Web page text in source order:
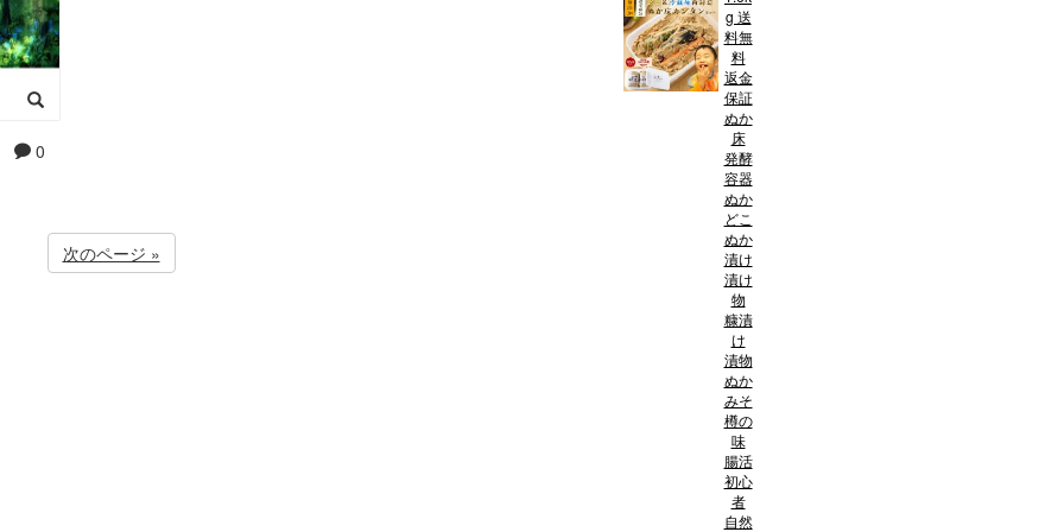
g 送
料無
料
返金
保証
ぬか
床
発酵
容器
ぬか
どこ
ぬか
漬け
漬け
物
糠漬
け
漬物
ぬか
みそ
樽の
味
腸活
初心
者
自然
0
次のページ »